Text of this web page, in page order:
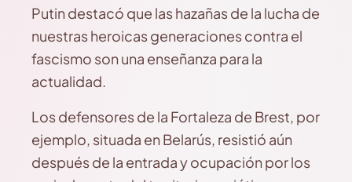
Putin destacó que las hazañas de la lucha de
nuestras heroicas generaciones contra el
fascismo son una enseñanza para la
actualidad.
Los defensores de la Fortaleza de Brest, por
ejemplo, situada en Belarús, resistió aún
después de la entrada y ocupación por los